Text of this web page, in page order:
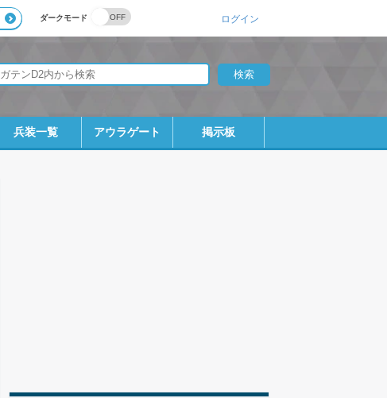
ダークモード ログイン
兵装一覧 アウラゲート 掲示板